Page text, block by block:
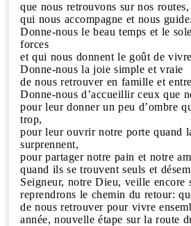
que nous retrouvons sur nos routes,
qui nous accompagne et nous guide.
Donne-nous le beau temps et le
forces
et qui nous donnent le goût de
Donne-nous la joie simple et vraie
de nous retrouver en famille et
Donne-nous d’accueillir ceux que
pour leur donner un peu d’ombre
trop,
pour leur ouvrir notre porte quand
surprennent,
pour partager notre pain et notre
quand ils se trouvent seuls et
Seigneur, notre Dieu, veille encore
reprendrons le chemin du retour:
de nous retrouver pour vivre
année, nouvelle étape sur la route